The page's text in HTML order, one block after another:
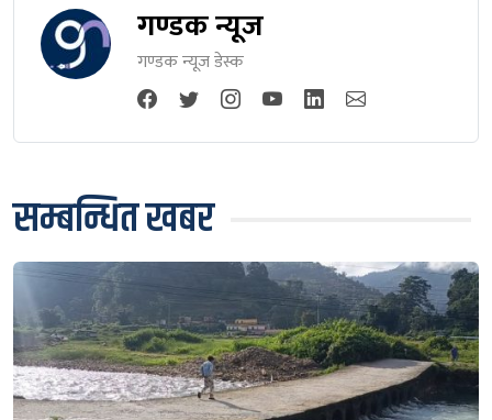
गण्डक न्यूज
गण्डक न्यूज डेस्क
सम्बन्धित खबर